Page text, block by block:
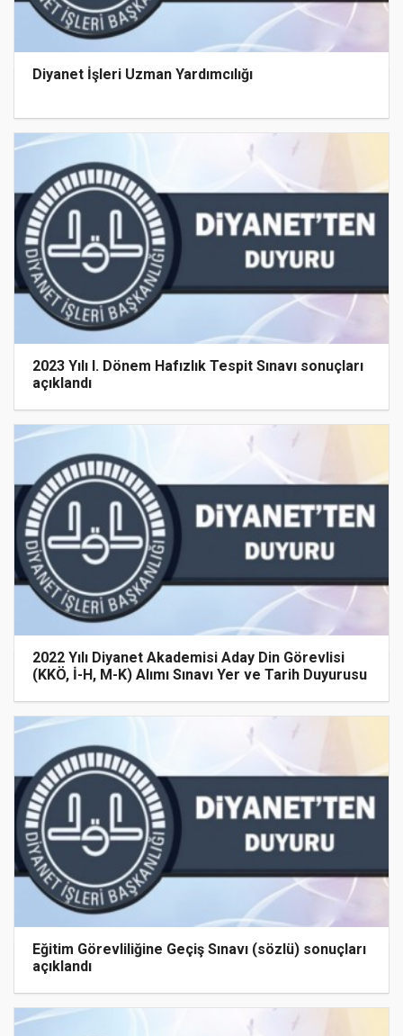
Diyanet İşleri Uzman Yardımcılığı
2023 Yılı I. Dönem Hafızlık Tespit Sınavı sonuçları
açıklandı
2022 Yılı Diyanet Akademisi Aday Din Görevlisi
(KKÖ, İ-H, M-K) Alımı Sınavı Yer ve Tarih Duyurusu
Eğitim Görevliliğine Geçiş Sınavı (sözlü) sonuçları
açıklandı